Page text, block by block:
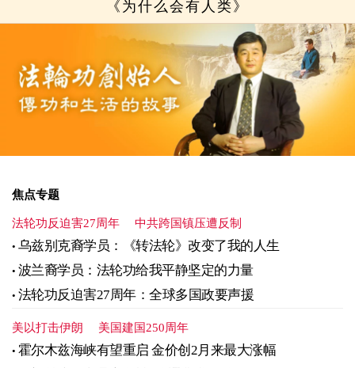
《为什么会有人类》
焦点专题
法轮功反迫害27周年 中共跨国镇压遭反制
乌兹别克裔学员：《转法轮》改变了我的人生
波兰裔学员：法轮功给我平静坚定的力量
法轮功反迫害27周年：全球多国政要声援
美以打击伊朗 美国建国250周年
霍尔木兹海峡有望重启 金价创2月来最大涨幅